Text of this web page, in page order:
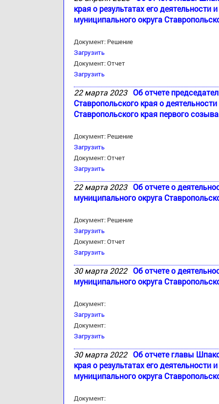
края о результатах его
муниципального округа
Документ: Решение
Загрузить
Документ: Отчет
Загрузить
22 марта 2023 Об отчете
Ставропольского края о
Ставропольского края первого
Документ: Решение
Загрузить
Документ: Отчет
Загрузить
22 марта 2023 Об отчете о
муниципального округа
Документ: Решение
Загрузить
Документ: Отчет
Загрузить
30 марта 2022 Об отчете о
муниципального округа
Документ:
Загрузить
Документ:
Загрузить
30 марта 2022 Об отчете главы
края о результатах его
муниципального округа
Документ: